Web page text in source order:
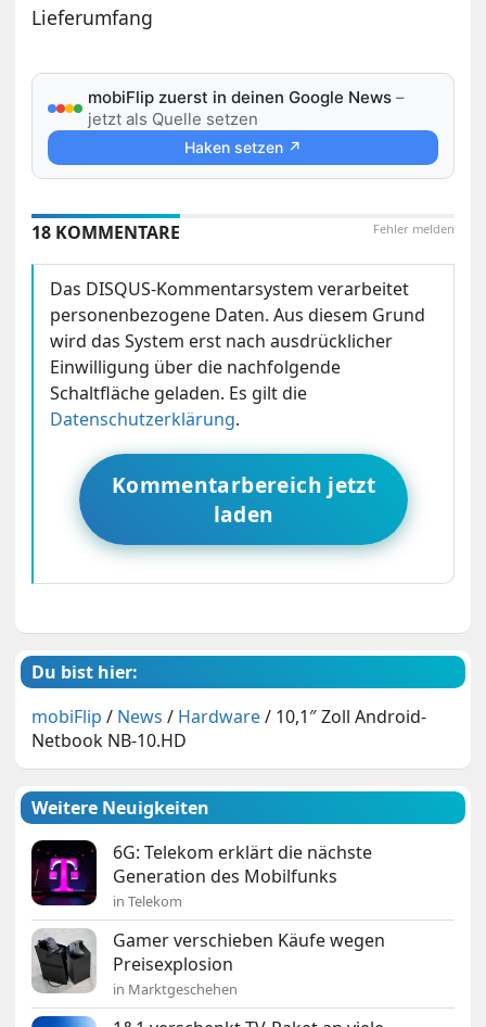
Lieferumfang
mobiFlip zuerst in deinen Google News –
jetzt als Quelle setzen
Haken setzen ↗
Fehler melden
18 KOMMENTARE
Das DISQUS-Kommentarsystem verarbeitet
personenbezogene Daten. Aus diesem Grund
wird das System erst nach ausdrücklicher
Einwilligung über die nachfolgende
Schaltfläche geladen. Es gilt die
Datenschutzerklärung.
Kommentarbereich jetzt
laden
Du bist hier:
mobiFlip / News / Hardware/ 10,1″ Zoll Android-
Netbook NB-10.HD
Weitere Neuigkeiten
6G: Telekom erklärt die nächste
Generation des Mobilfunks
in Telekom
Gamer verschieben Käufe wegen
Preisexplosion
in Marktgeschehen